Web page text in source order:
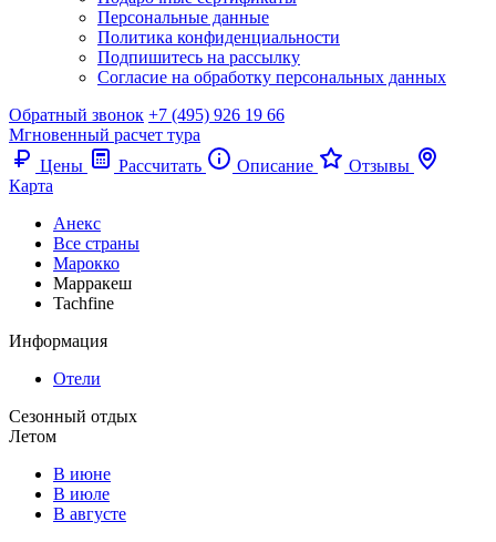
Персональные данные
Политика конфиденциальности
Подпишитесь на рассылку
Согласие на обработку персональных данных
Обратный звонок +7 (495) 926 19 66
Мгновенный расчет тура
Цены
Рассчитать Описание
Отзывы
Карта
Анекс
Все страны
Марокко
Марракеш
Tachfine
Информация
Отели
Сезонный отдых
Летом
В июне
В июле
В августе